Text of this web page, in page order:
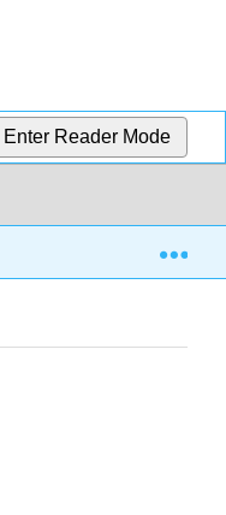
Enter Reader Mode
7: Juegos y